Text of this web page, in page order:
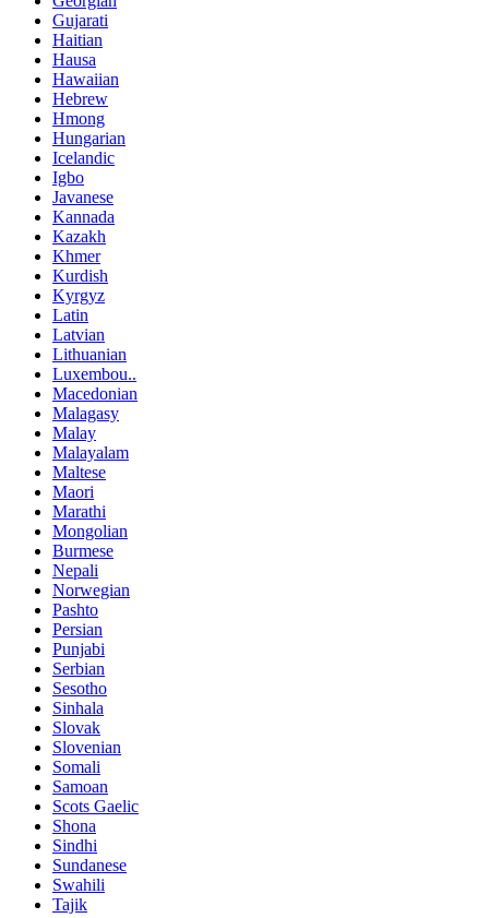
Gujarati
Haitian
Hausa
Hawaiian
Hebrew
Hmong
Hungarian
Icelandic
Igbo
Javanese
Kannada
Kazakh
Khmer
Kurdish
Kyrgyz
Latin
Latvian
Lithuanian
Luxembou..
Macedonian
Malagasy
Malay
Malayalam
Maltese
Maori
Marathi
Mongolian
Burmese
Nepali
Norwegian
Pashto
Persian
Punjabi
Serbian
Sesotho
Sinhala
Slovak
Slovenian
Somali
Samoan
Scots Gaelic
Shona
Sindhi
Sundanese
Swahili
Tajik